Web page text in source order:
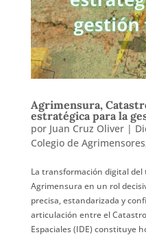
Agrimensura,
estratégica para la
por Juan Cruz Oliver|
Colegio de Agrimensores
La transformación digital
Agrimensura en un rol
precisa, estandarizada y
articulación entre el
Espaciales (IDE) constituye